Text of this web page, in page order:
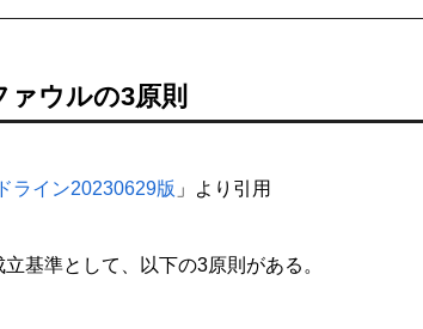
ウルの3原則
ライン20230629版 」より引用
基準として、以下の3原則がある。